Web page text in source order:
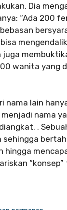
Dia
“Ada 200
wanita yang
nama lain
nama
.